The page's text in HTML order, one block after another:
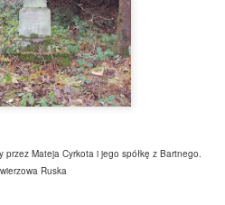
przez Mateja Cyrkota i jego spółkę z Bartnego.
Ruska
Bratysław. Wcześniejsze
góry Połom
czy wzniesienia od zawsze
Były tematem legend,
to niewielki szczyt (455 m